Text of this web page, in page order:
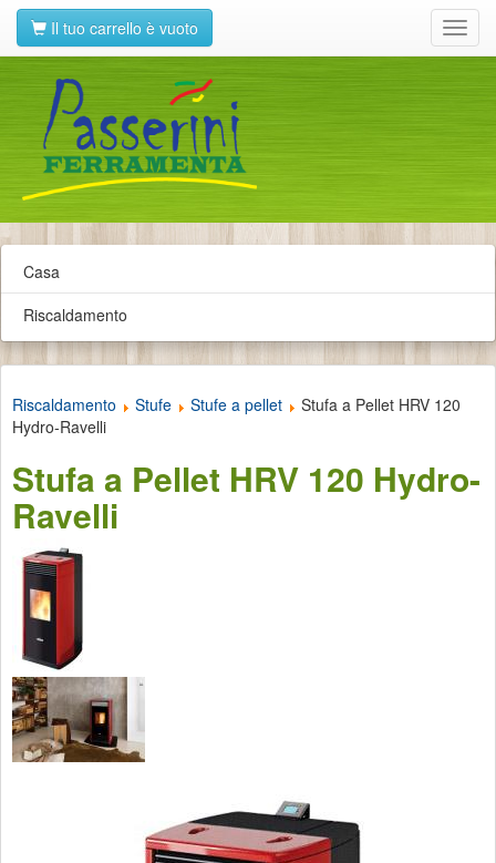
Il tuo carrello è vuoto
Casa
Riscaldamento
Riscaldamento Stufe Stufe a pellet
Stufa a Pellet HRV 120
Hydro-Ravelli
Stufa a Pellet HRV 120 Hydro-
Ravelli